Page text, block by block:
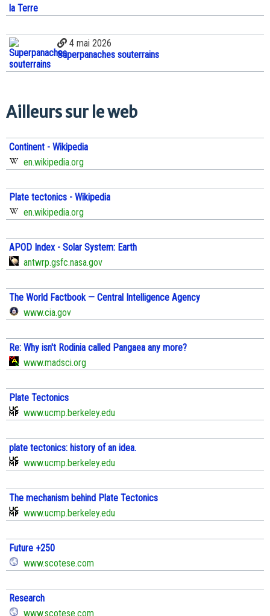
4 mai 2026
Superpanaches souterrains
Ailleurs sur le web
Continent - Wikipedia
en.wikipedia.org
Plate tectonics - Wikipedia
en.wikipedia.org
APOD Index - Solar System: Earth
antwrp.gsfc.nasa.gov
The World Factbook — Central Intelligence Agency
www.cia.gov
Re: Why isn't Rodinia called Pangaea any more?
www.madsci.org
Plate Tectonics
www.ucmp.berkeley.edu
plate tectonics: history of an idea.
www.ucmp.berkeley.edu
The mechanism behind Plate Tectonics
www.ucmp.berkeley.edu
Future +250
www.scotese.com
Research
www.scotese.com